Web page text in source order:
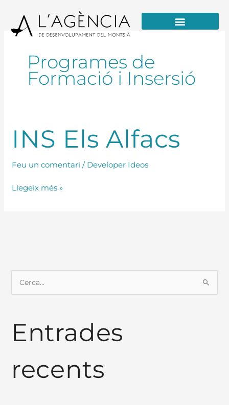
contingut
Programes de
Formació i Insersió
INS Els Alfacs
Feu un comentari / Developer Ideos
INS
Llegeix més »
c
aEntrades
recents